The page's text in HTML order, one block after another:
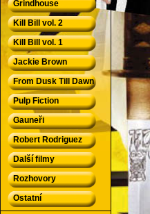
Grindhouse
Kill Bill vol. 2
Kill Bill vol. 1
Jackie Brown
From Dusk Till Dawn
Pulp Fiction
Gauneři
Robert Rodriguez
Další filmy
Rozhovory
Ostatní